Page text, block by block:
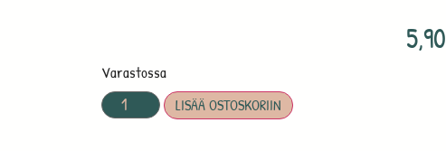
5,90
Varastossa
LISÄÄ OSTOSKORIIN